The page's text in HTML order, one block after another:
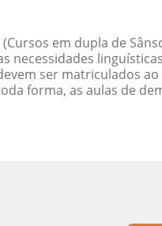
em dupla de
necessidades
ser matriculados
forma, as aulas de